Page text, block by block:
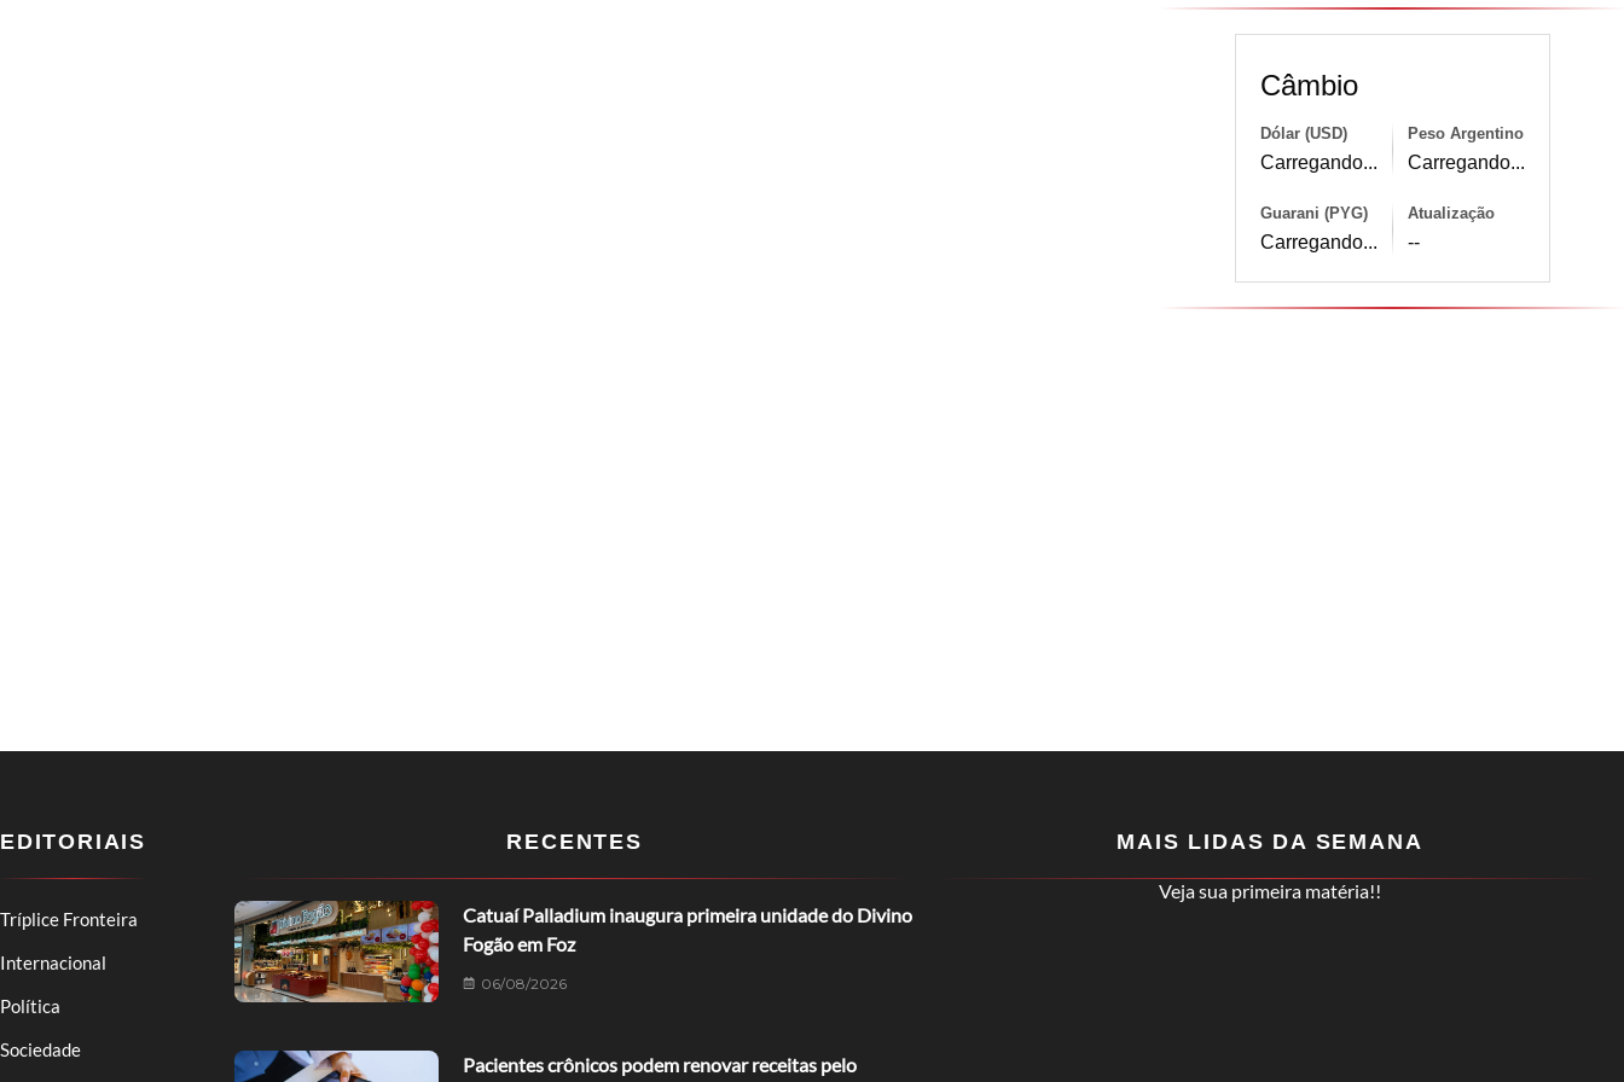
Câmbio
Dólar (USD)
Carregando...
Peso Argentino
Carregando...
Guarani (PYG)
Carregando...
Atualização
--
EDITORIAIS
Tríplice Fronteira
Internacional
Política
Sociedade
RECENTES
Catuaí Palladium inaugura primeira unidade do Divino
Fogão em Foz
06/08/2026
Pacientes crônicos podem renovar receitas pelo
MAIS LIDAS DA SEMANA
Veja sua primeira matéria!!